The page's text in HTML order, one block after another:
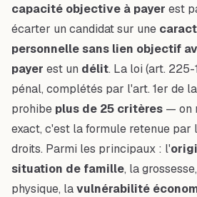
capacité objective à payer est
écarter un candidat sur une
personnelle sans lien objectif
payer est un délit. La loi (art.
pénal, complétés par l'art. 1er de
prohibe plus de 25 critères — on
exact, c'est la formule retenue par
droits. Parmi les principaux : l'
situation de famille, la
physique, lavulnérabilité